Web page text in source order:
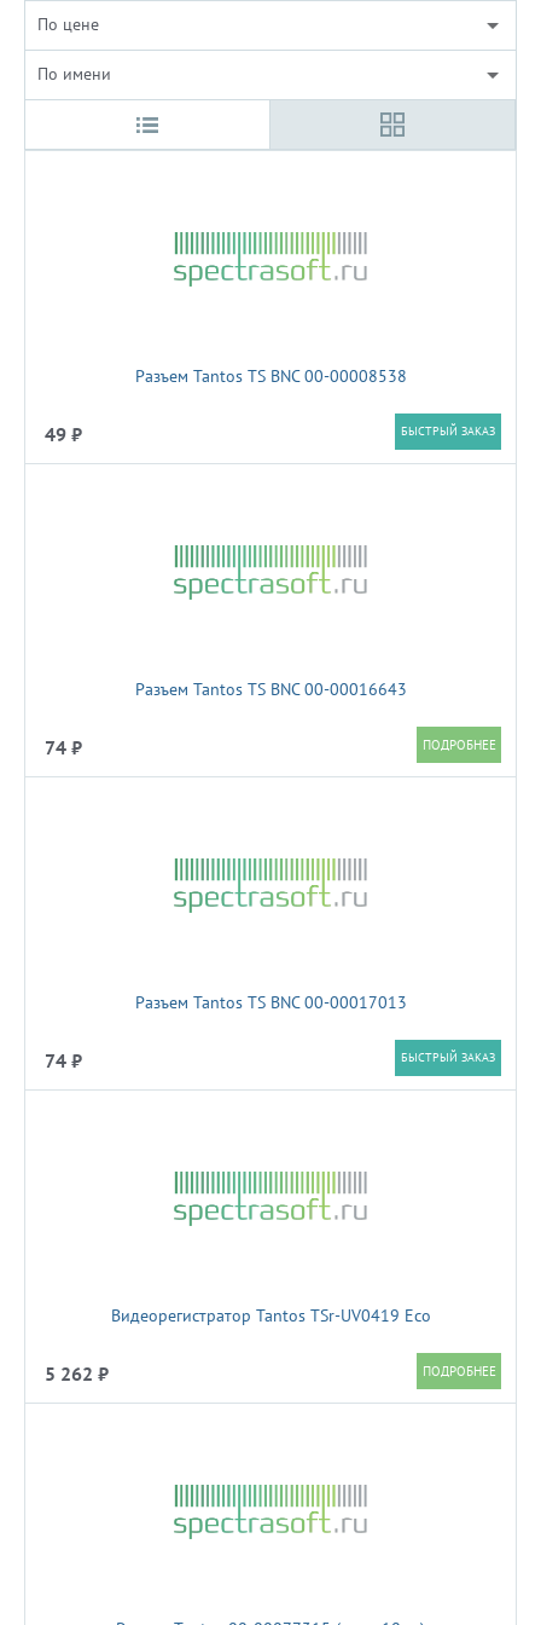
По цене
По имени
Разъем Tantos TS BNC 00-00008538
49 ₽ БЫСТРЫЙ ЗАКАЗ
Разъем Tantos TS BNC 00-00016643
74 ₽
Разъем Tantos TS BNC 00-00017013
74 ₽ БЫСТРЫЙ ЗАКАЗ
Видеорегистратор Tantos TSr-UV0419 Eco
5 262 ₽